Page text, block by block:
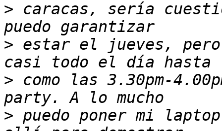
> caracas, sería
> estar el jueves,
> como las 3.30pm-
> puedo poner mi